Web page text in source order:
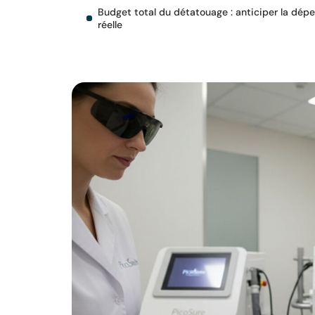
Budget total du détatouage : anticiper la
réelle